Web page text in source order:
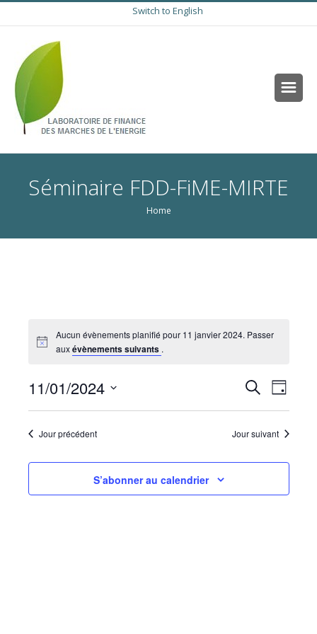
Switch to English
Séminaire FDD-FiME-MIRTE
Home
Aucun évènements planifié pour 11 janvier 2024. Passer
auxévènements suivants .
et
de
vues
Recherche
de
vues
Jour
11/01/2024
date.Jour précédent Jour suivant
S’abonner au calendrier